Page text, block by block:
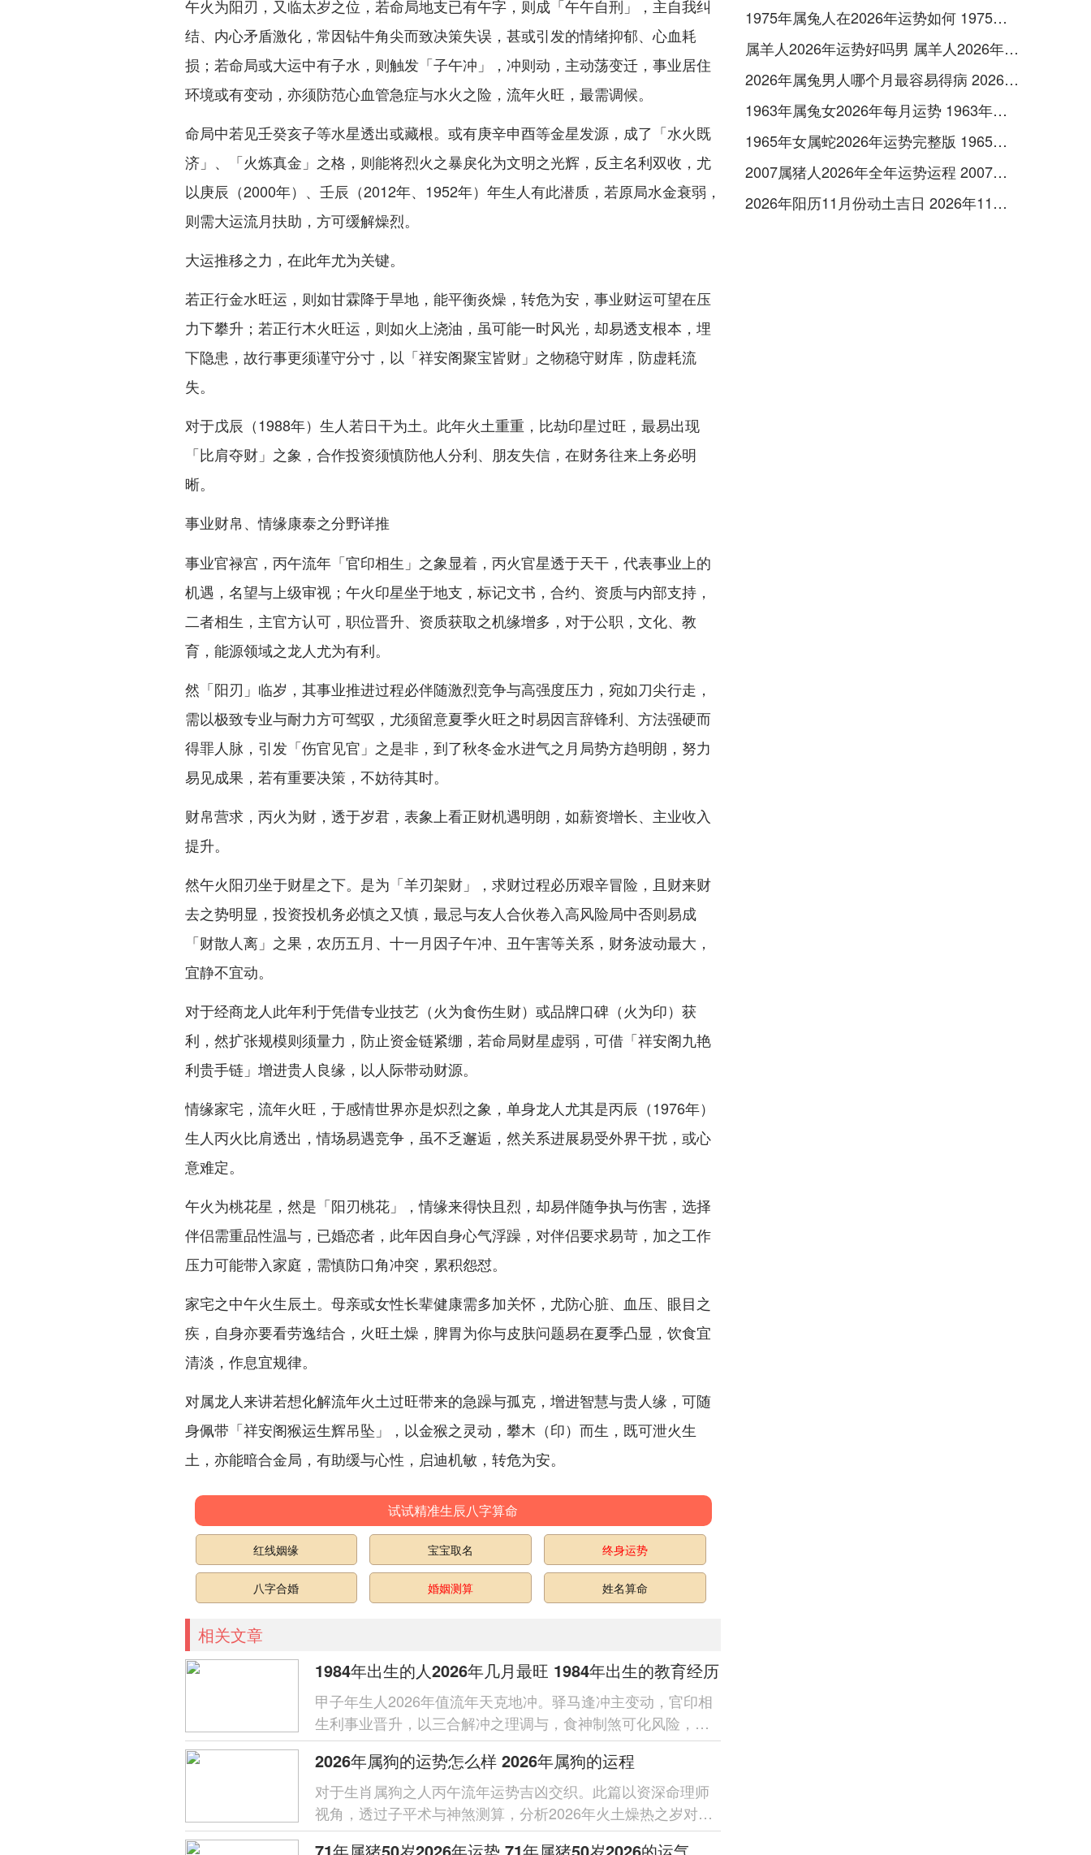
午火为阳刃，又临太岁之位，若命局地支已有午字，则成「午午自刑」，主自我纠
结、内心矛盾激化，常因钻牛角尖而致决策失误，甚或引发的情绪抑郁、心血耗
损；若命局或大运中有子水，则触发「子午冲」，冲则动，主动荡变迁，事业居住
环境或有变动，亦须防范心血管急症与水火之险，流年火旺，最需调候。
命局中若见壬癸亥子等水星透出或藏根。或有庚辛申酉等金星发源，成了「水火既
济」、「火炼真金」之格，则能将烈火之暴戾化为文明之光辉，反主名利双收，尤
以庚辰（2000年）、壬辰（2012年、1952年）年生人有此潜质，若原局水金衰弱，
则需大运流月扶助，方可缓解燥烈。
大运推移之力，在此年尤为关键。
若正行金水旺运，则如甘霖降于旱地，能平衡炎燥，转危为安，事业财运可望在压
力下攀升；若正行木火旺运，则如火上浇油，虽可能一时风光，却易透支根本，埋
下隐患，故行事更须谨守分寸，以「祥安阁聚宝皆财」之物稳守财库，防虚耗流
失。
对于戊辰（1988年）生人若日干为土。此年火土重重，比劫印星过旺，最易出现
「比肩夺财」之象，合作投资须慎防他人分利、朋友失信，在财务往来上务必明
晰。
事业财帛、情缘康泰之分野详推
事业官禄宫，丙午流年「官印相生」之象显着，丙火官星透于天干，代表事业上的
机遇，名望与上级审视；午火印星坐于地支，标记文书，合约、资质与内部支持，
二者相生，主官方认可，职位晋升、资质获取之机缘增多，对于公职，文化、教
育，能源领域之龙人尤为有利。
然「阳刃」临岁，其事业推进过程必伴随激烈竞争与高强度压力，宛如刀尖行走，
需以极致专业与耐力方可驾驭，尤须留意夏季火旺之时易因言辞锋利、方法强硬而
得罪人脉，引发「伤官见官」之是非，到了秋冬金水进气之月局势方趋明朗，努力
易见成果，若有重要决策，不妨待其时。
财帛营求，丙火为财，透于岁君，表象上看正财机遇明朗，如薪资增长、主业收入
提升。
然午火阳刃坐于财星之下。是为「羊刃架财」，求财过程必历艰辛冒险，且财来财
去之势明显，投资投机务必慎之又慎，最忌与友人合伙卷入高风险局中否则易成
「财散人离」之果，农历五月、十一月因子午冲、丑午害等关系，财务波动最大，
宜静不宜动。
对于经商龙人此年利于凭借专业技艺（火为食伤生财）或品牌口碑（火为印）获
利，然扩张规模则须量力，防止资金链紧绷，若命局财星虚弱，可借「祥安阁九艳
利贵手链」增进贵人良缘，以人际带动财源。
情缘家宅，流年火旺，于感情世界亦是炽烈之象，单身龙人尤其是丙辰（1976年）
生人丙火比肩透出，情场易遇竞争，虽不乏邂逅，然关系进展易受外界干扰，或心
意难定。
午火为桃花星，然是「阳刃桃花」，情缘来得快且烈，却易伴随争执与伤害，选择
伴侣需重品性温与，已婚恋者，此年因自身心气浮躁，对伴侣要求易苛，加之工作
压力可能带入家庭，需慎防口角冲突，累积怨怼。
家宅之中午火生辰土。母亲或女性长辈健康需多加关怀，尤防心脏、血压、眼目之
疾，自身亦要看劳逸结合，火旺土燥，脾胃为你与皮肤问题易在夏季凸显，饮食宜
清淡，作息宜规律。
对属龙人来讲若想化解流年火土过旺带来的急躁与孤克，增进智慧与贵人缘，可随
身佩带「祥安阁猴运生辉吊坠」，以金猴之灵动，攀木（印）而生，既可泄火生
土，亦能暗合金局，有助缓与心性，启迪机敏，转危为安。
试试精准生辰八字算命
红线姻缘 宝宝取名 终身运势
八字合婚 婚姻测算 姓名算命
相关文章
1984年出生的人2026年几月最旺 1984年出生的教育经历
甲子年生人2026年值流年天克地冲。驿马逢冲主变动，官印相
生利事业晋升，以三合解冲之理调与，食神制煞可化风险，结
合大运流转，春季木火通明气运最盛...
2026年属狗的运势怎么样 2026年属狗的运程
对于生肖属狗之人丙午流年运势吉凶交织。此篇以资深命理师
视角，透过子平术与神煞测算，分析2026年火土燥热之岁对戌
狗运程之深层作用，文中将依循...
1975年属兔人在2026年运势如何 1975年属兔人一生婚姻怎么样
属羊人2026年运势好吗男 属羊人2026年全年运势及运程
2026年属兔男人哪个月最容易得病 2026年属兔男全年每月运程
1963年属兔女2026年每月运势 1963年属兔女2026年一月份运气
1965年女属蛇2026年运势完整版 1965年女属蛇人2026年运势及运程
2007属猪人2026年全年运势运程 2007属猪人2026最旺的颜色
2026年阳历11月份动土吉日 2026年11月哪天动土吉利